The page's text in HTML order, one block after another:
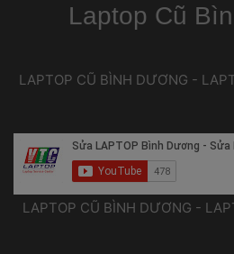
Laptop Cũ
LAPTOP CŨ BÌNH DƯƠNG -
LAPTOP CŨ BÌNH DƯƠNG -